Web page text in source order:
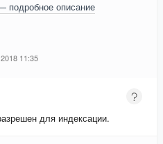
подробное описание
11:35
для индексации.